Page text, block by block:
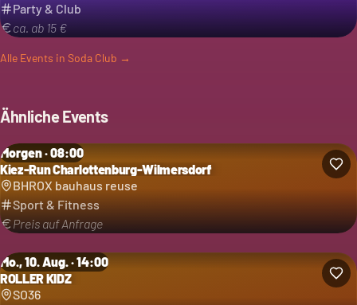
Party & Club
ca. ab 15 €
Alle Events in Soda Club →
Ähnliche Events
Morgen · 08:00
Kiez-Run Charlottenburg-Wilmersdorf
BHROX bauhaus reuse
Sport & Fitness
Preis auf Anfrage
Mo., 10. Aug. · 14:00
ROLLER KIDZ
SO36